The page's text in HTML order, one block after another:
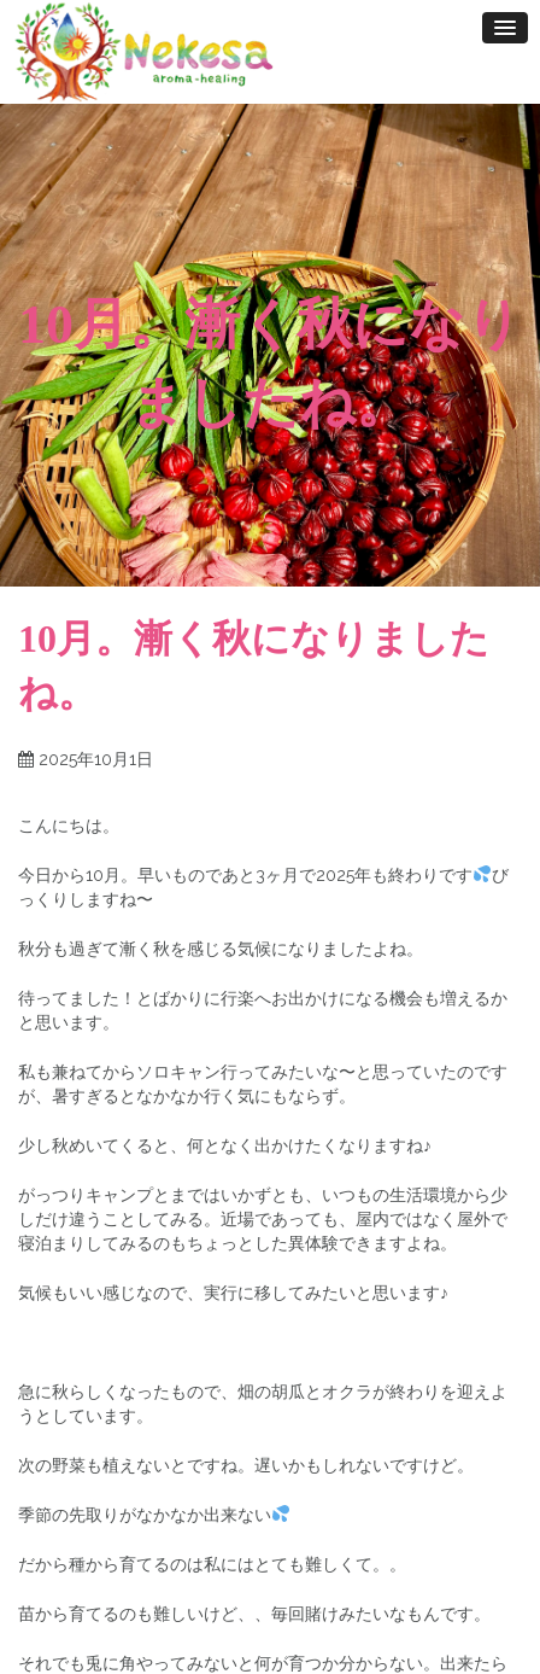
Skip
content
10月。漸く秋になり
ましたね。
10月。漸く秋になりました
ね。
2025年10月1日
こんにちは。
今日から10月。早いものであと3ヶ月で2025年も終わりです
び
っくりしますね〜
秋分も過ぎて漸く秋を感じる気候になりましたよね。
待ってました！とばかりに行楽へお出かけになる機会も増えるか
と思います。
私も兼ねてからソロキャン行ってみたいな〜と思っていたのです
が、暑すぎるとなかなか行く気にもならず。
少し秋めいてくると、何となく出かけたくなりますね♪
がっつりキャンプとまではいかずとも、いつもの生活環境から少
しだけ違うことしてみる。近場であっても、屋内ではなく屋外で
寝泊まりしてみるのもちょっとした異体験できますよね。
気候もいい感じなので、実行に移してみたいと思います♪
急に秋らしくなったもので、畑の胡瓜とオクラが終わりを迎えよ
うとしています。
次の野菜も植えないとですね。遅いかもしれないですけど。
季節の先取りがなかなか出来ない
だから種から育てるのは私にはとても難しくて。。
苗から育てるのも難しいけど、、毎回賭けみたいなもんです。
それでも兎に角やってみないと何が育つか分からない。出来たら